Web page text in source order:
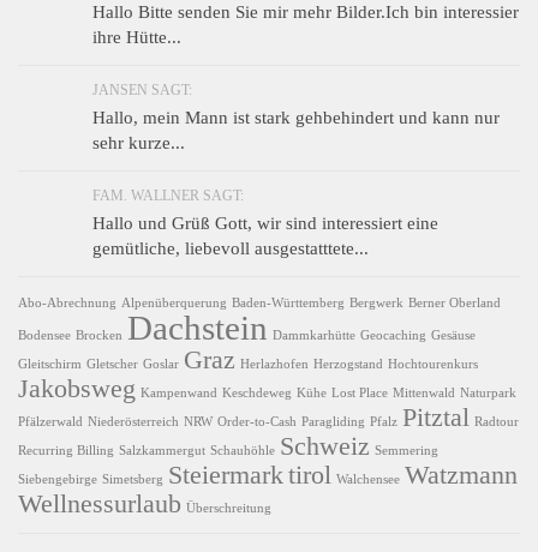
Hallo Bitte senden Sie mir mehr Bilder.Ich bin interessier
ihre Hütte...
JANSEN SAGT:
Hallo, mein Mann ist stark gehbehindert und kann nur
sehr kurze...
FAM. WALLNER SAGT:
Hallo und Grüß Gott, wir sind interessiert eine
gemütliche, liebevoll ausgestatttete...
Abo-Abrechnung Alpenüberquerung Baden-Württemberg Bergwerk Berner Oberland
Bodensee Brocken Dachstein Dammkarhütte Geocaching Gesäuse
Gleitschirm Gletscher Goslar Graz Herlazhofen Herzogstand Hochtourenkurs
Jakobsweg Kampenwand Keschdeweg Kühe Lost Place Mittenwald Naturpark
Pfälzerwald Niederösterreich NRW Order-to-Cash Paragliding Pfalz Pitztal Radtour
Recurring Billing Salzkammergut Schauhöhle Schweiz Semmering
Siebengebirge Simetsberg Steiermark tirol Walchensee Watzmann
Wellnessurlaub Überschreitung